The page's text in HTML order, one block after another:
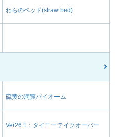
わらのベッド(straw bed)
硫黄の洞窟バイオーム
Ver26.1：タイニーテイクオーバー